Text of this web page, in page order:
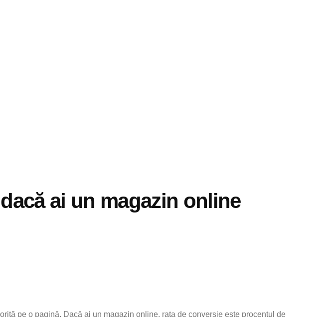
ai un magazin online
pe o pagină. Dacă ai un magazin online, rata de conversie este procentul de